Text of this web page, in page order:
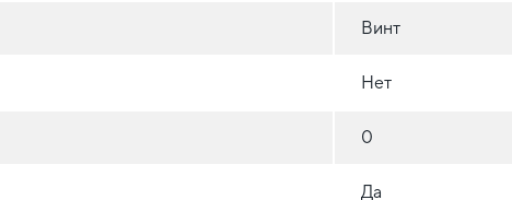
Винт
Нет
0
Да